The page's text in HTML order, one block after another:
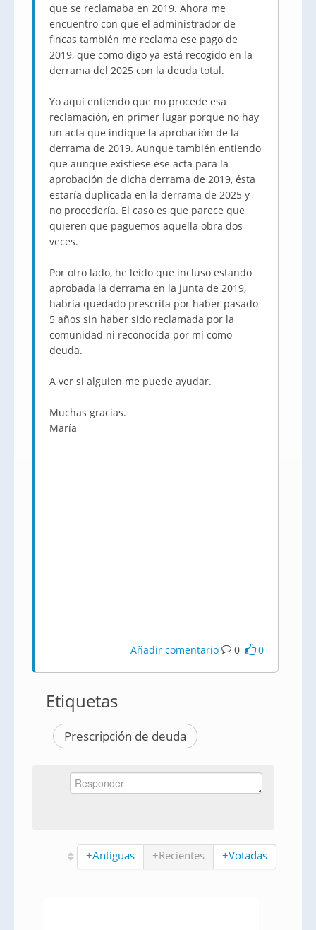
que se reclamaba en 2019. Ahora me
encuentro con que el administrador de
fincas también me reclama ese pago de
2019, que como digo ya está recogido en la
derrama del 2025 con la deuda total.
Yo aquí entiendo que no procede esa
reclamación, en primer lugar porque no hay
un acta que indique la aprobación de la
derrama de 2019. Aunque también entiendo
que aunque existiese ese acta para la
aprobación de dicha derrama de 2019, ésta
estaría duplicada en la derrama de 2025 y
no procedería. El caso es que parece que
quieren que paguemos aquella obra dos
veces.
Por otro lado, he leído que incluso estando
aprobada la derrama en la junta de 2019,
habría quedado prescrita por haber pasado
5 años sin haber sido reclamada por la
comunidad ni reconocida por mí como
deuda.
A ver si alguien me puede ayudar.
Muchas gracias.
María
Añadir comentario 0 0
Etiquetas
Prescripción de deuda
+Antiguas +Recientes +Votadas